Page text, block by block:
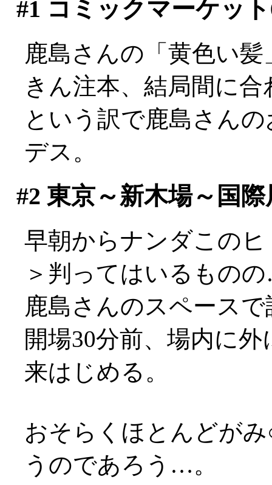
#1 コミックマーケッ
鹿島さんの「黄色い
きん注本、結局間に
という訳で鹿島さん
デス。
#2 東京～新木場～国際
早朝からナンダこの
＞判ってはいるもの
鹿島さんのスペース
開場30分前、場内に
来はじめる。
おそらくほとんどが
うのであろう…。